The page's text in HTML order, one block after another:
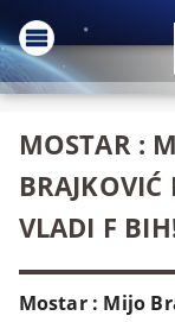
MOSTAR :
BRAJKOVIĆ
VLADI F
Mostar : Mijo